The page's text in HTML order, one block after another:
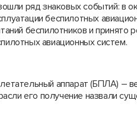
ряд знаковых событий: в
беспилотных
беспилотников и принято
авиационных систем.
аппарат (БПЛА) –
его получение назвали